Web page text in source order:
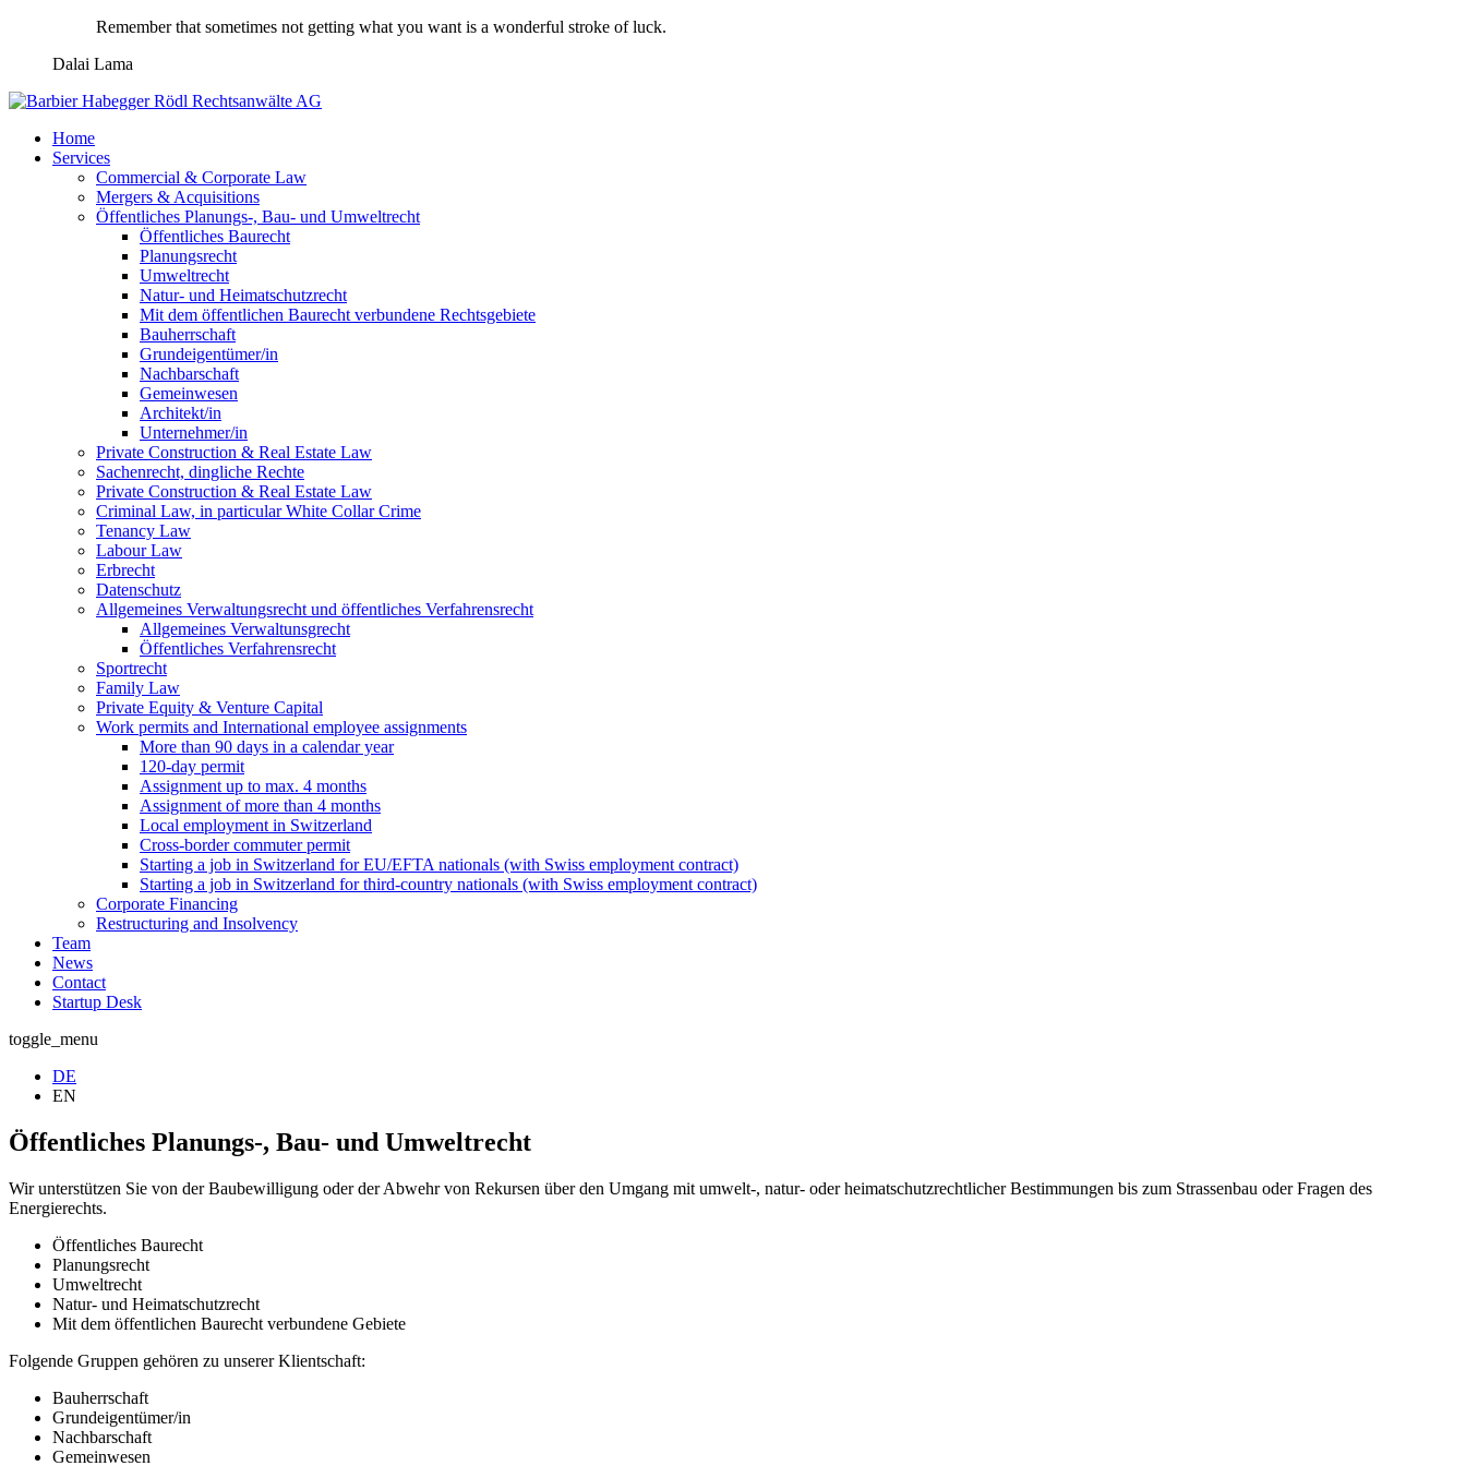
Remember that sometimes not getting what you want is a wonderful stroke of luck.
Dalai Lama
Home
Services
Commercial & Corporate Law
Mergers & Acquisitions
Öffentliches Planungs-, Bau- und Umweltrecht
Öffentliches Baurecht
Planungsrecht
Umweltrecht
Natur- und Heimatschutzrecht
Mit dem öffentlichen Baurecht verbundene Rechtsgebiete
Bauherrschaft
Grundeigentümer/in
Nachbarschaft
Gemeinwesen
Architekt/in
Unternehmer/in
Private Construction & Real Estate Law
Sachenrecht, dingliche Rechte
Private Construction & Real Estate Law
Criminal Law, in particular White Collar Crime
Tenancy Law
Labour Law
Erbrecht
Datenschutz
Allgemeines Verwaltungsrecht und öffentliches Verfahrensrecht
Allgemeines Verwaltunsgrecht
Öffentliches Verfahrensrecht
Sportrecht
Family Law
Private Equity & Venture Capital
Work permits and International employee assignments
More than 90 days in a calendar year
120-day permit
Assignment up to max. 4 months
Assignment of more than 4 months
Local employment in Switzerland
Cross-border commuter permit
Starting a job in Switzerland for EU/EFTA nationals (with Swiss employment contract)
Starting a job in Switzerland for third-country nationals (with Swiss employment contract)
Corporate Financing
Restructuring and Insolvency
Team
News
Contact
Startup Desk
toggle_menu
DE
EN
Öffentliches Planungs-, Bau- und Umweltrecht
Wir unterstützen Sie von der Baubewilligung oder der Abwehr von Rekursen über den Umgang mit umwelt-, natur- oder heimatschutzrechtlicher Bestimmungen bis zum Strassenbau oder Fragen des
Energierechts.
Öffentliches Baurecht
Planungsrecht
Umweltrecht
Natur- und Heimatschutzrecht
Mit dem öffentlichen Baurecht verbundene Gebiete
Folgende Gruppen gehören zu unserer Klientschaft:
Bauherrschaft
Grundeigentümer/in
Nachbarschaft
Gemeinwesen